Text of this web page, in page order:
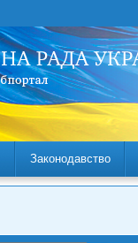
Законодавство